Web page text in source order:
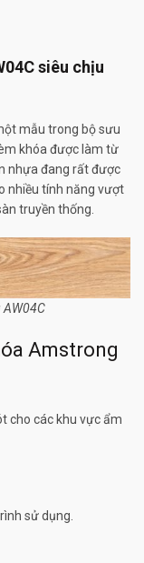
siêu chịu
mẫu trong bộ sưu
khóa được làm từ
nhựa đang rất được
nhiều tính năng vượt
truyền thống.
AW04C
Amstrong
cho các khu vực ẩm
sử dụng.